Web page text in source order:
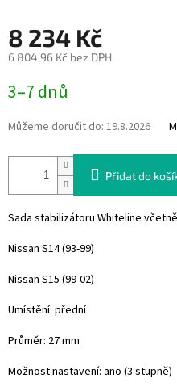
8 234 Kč
6 804,96 Kč bez DPH
cena:
3–7 dnů
Můžeme doručit do: 19.8.2026
Přidat do
Sada stabilizátoru Whiteline
Nissan S14 (93-99)
Nissan S15 (99-02)
Umístění: přední
Průměr: 27 mm
Možnost nastavení: ano (3 stupně)